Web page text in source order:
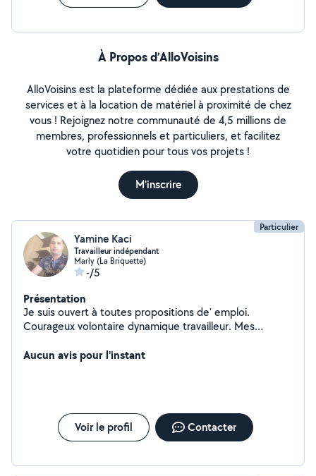
À Propos d’AlloVoisins
AlloVoisins est la plateforme dédiée aux prestations de
services et à la location de matériel à proximité de chez
vous ! Rejoignez notre communauté de 4,5 millions de
membres, professionnels et particuliers, et facilitez
votre quotidien pour tous vos projets !
M'inscrire
Particulier
Yamine Kaci
Travailleur indépendant
Marly (La Briquette)
-/5
Présentation
Je suis ouvert à toutes propositions de' emploi.
Courageux volontaire dynamique travailleur. Mes
Aucun avis pour l'instant
Voir le profil Contacter